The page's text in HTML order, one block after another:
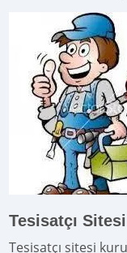
Tesisatçı
Tesisatçı sitesi